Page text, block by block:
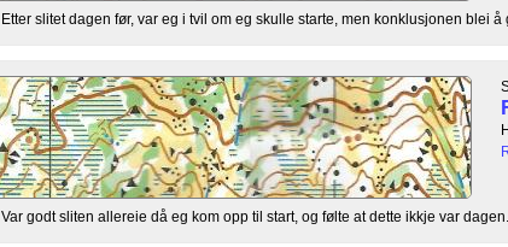
Etter slitet dagen før, var eg i tvil om eg skulle starte, men konklusjonen blei å
Var godt sliten allereie då eg kom opp til start, og følte at dette ikkje var